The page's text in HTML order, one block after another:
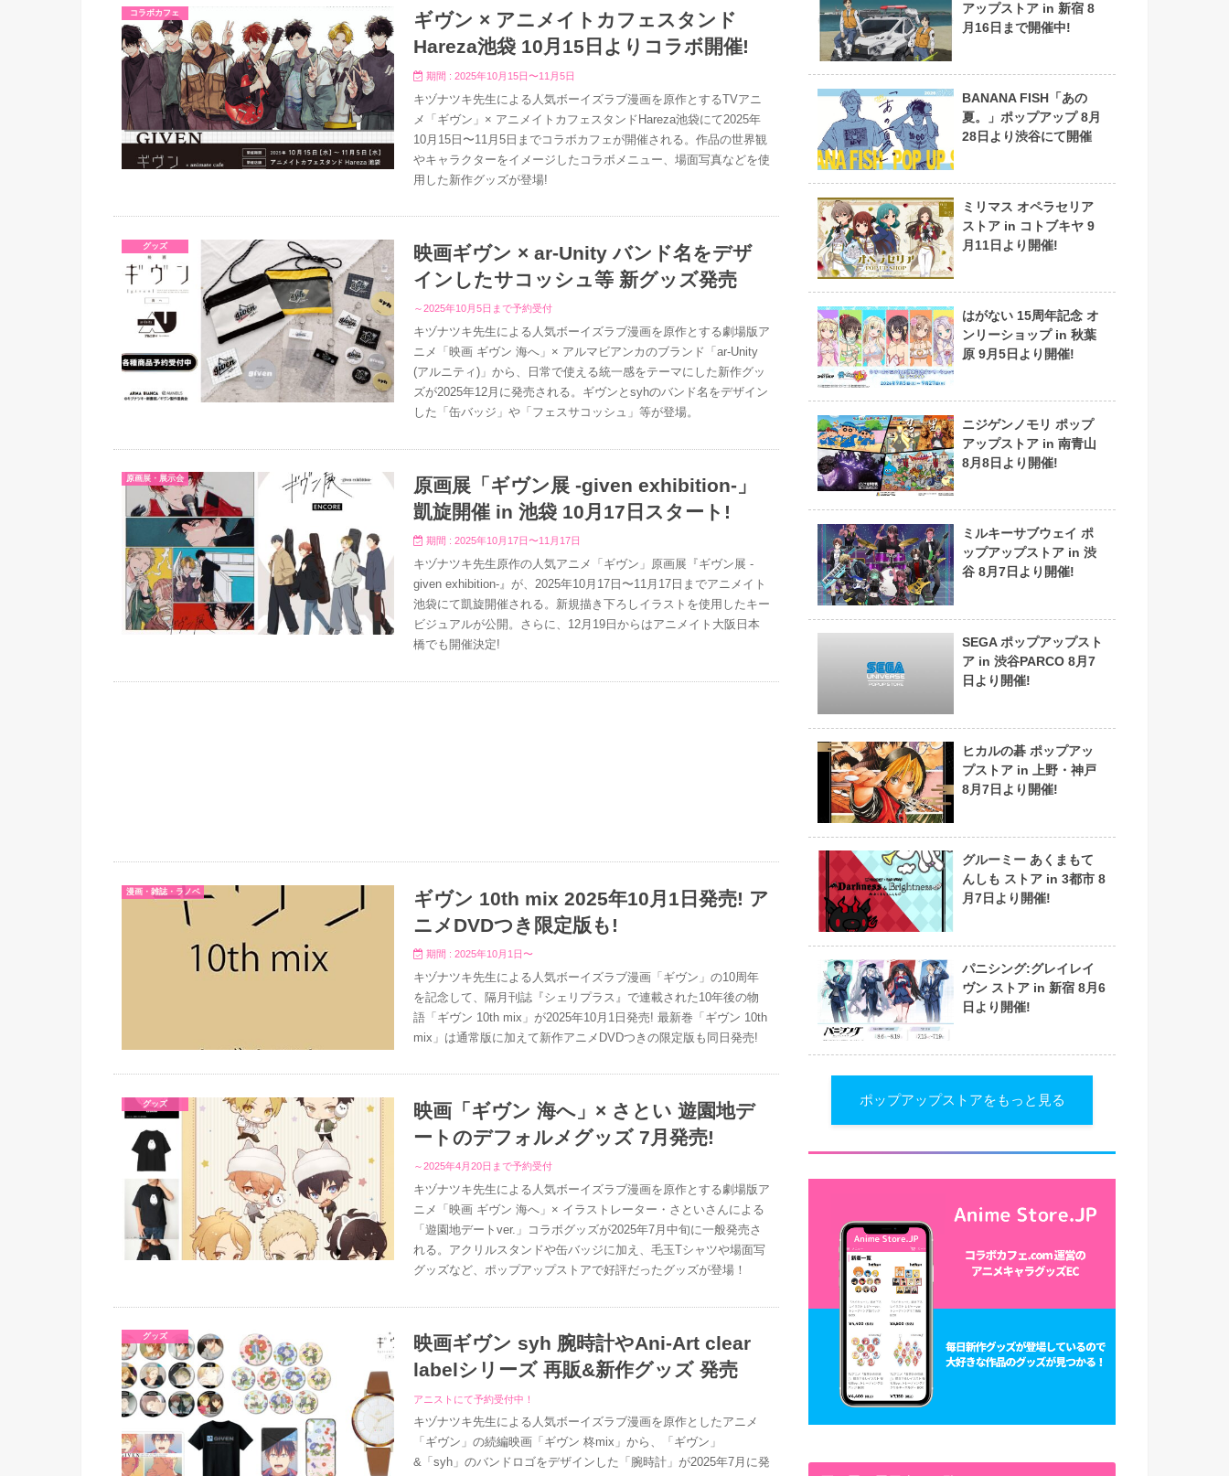
コラボカフェ
ギヴン × アニメイトカフェスタンド
Hareza池袋 10月15日よりコラボ開催!
期間 : 2025年10月15日〜11月5日
キヅナツキ先生による人気ボーイズラブ漫画を原作とするTVアニ
メ「ギヴン」× アニメイトカフェスタンドHareza池袋にて2025年
10月15日〜11月5日までコラボカフェが開催される。作品の世界観
やキャラクターをイメージしたコラボメニュー、場面写真などを使
用した新作グッズが登場!
グッズ
映画ギヴン × ar-Unity バンド名をデザ
インしたサコッシュ等 新グッズ発売
～2025年10月5日まで予約受付
キヅナツキ先生による人気ボーイズラブ漫画を原作とする劇場版ア
ニメ「映画 ギヴン 海へ」× アルマビアンカのブランド「ar-Unity
(アルニティ)」から、日常で使える統一感をテーマにした新作グッ
ズが2025年12月に発売される。ギヴンとsyhのバンド名をデザイン
した「缶バッジ」や「フェスサコッシュ」等が登場。
原画展・展示会
原画展「ギヴン展 -given exhibition-」
凱旋開催 in 池袋 10月17日スタート!
期間 : 2025年10月17日〜11月17日
キヅナツキ先生原作の人気アニメ「ギヴン」原画展『ギヴン展 -
given exhibition-』が、2025年10月17日〜11月17日までアニメイト
池袋にて凱旋開催される。新規描き下ろしイラストを使用したキー
ビジュアルが公開。さらに、12月19日からはアニメイト大阪日本
橋でも開催決定!
漫画・雑誌・ラノベ
ギヴン 10th mix 2025年10月1日発売! ア
ニメDVDつき限定版も!
期間 : 2025年10月1日〜
キヅナツキ先生による人気ボーイズラブ漫画「ギヴン」の10周年
を記念して、隔月刊誌『シェリプラス』で連載された10年後の物
語「ギヴン 10th mix」が2025年10月1日発売! 最新巻「ギヴン 10th
mix」は通常版に加えて新作アニメDVDつきの限定版も同日発売!
グッズ
映画「ギヴン 海へ」× さとい 遊園地デ
ートのデフォルメグッズ 7月発売!
～2025年4月20日まで予約受付
キヅナツキ先生による人気ボーイズラブ漫画を原作とする劇場版ア
ニメ「映画 ギヴン 海へ」× イラストレーター・さといさんによる
「遊園地デートver.」コラボグッズが2025年7月中旬に一般発売さ
れる。アクリルスタンドや缶バッジに加え、毛玉Tシャツや場面写
グッズなど、ポップアップストアで好評だったグッズが登場！
グッズ
映画ギヴン syh 腕時計やAni-Art clear
labelシリーズ 再販&新作グッズ 発売
アニストにて予約受付中！
キヅナツキ先生による人気ボーイズラブ漫画を原作としたアニメ
「ギヴン」の続編映画「ギヴン 柊mix」から、「ギヴン」
&「syh」のバンドロゴをデザインした「腕時計」が2025年7月に発
アップストア in 新宿 8
月16日まで開催中!
BANANA FISH「あの
夏。」ポップアップ 8月
28日より渋谷にて開催
ミリマス オペラセリア
ストア in コトブキヤ 9
月11日より開催!
はがない 15周年記念 オ
ンリーショップ in 秋葉
原 9月5日より開催!
ニジゲンノモリ ポップ
アップストア in 南青山
8月8日より開催!
ミルキーサブウェイ ポ
ップアップストア in 渋
谷 8月7日より開催!
SEGA ポップアップスト
ア in 渋谷PARCO 8月7
日より開催!
ヒカルの碁 ポップアッ
プストア in 上野・神戸
8月7日より開催!
グルーミー あくまもて
んしも ストア in 3都市 8
月7日より開催!
パニシング:グレイレイ
ヴン ストア in 新宿 8月6
日より開催!
ポップアップストアをもっと見る